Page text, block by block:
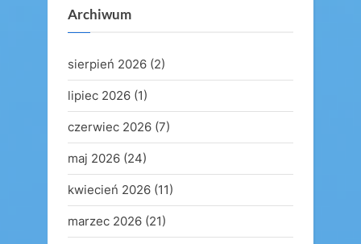
Archiwum
sierpień 2026 (2)
lipiec 2026 (1)
czerwiec 2026 (7)
maj 2026 (24)
kwiecień 2026 (11)
marzec 2026 (21)